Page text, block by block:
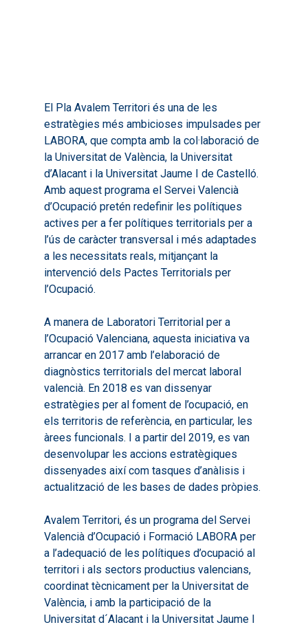
El Pla Avalem Territori és una de les
estratègies més ambicioses impulsades per
LABORA, que compta amb la col·laboració de
la Universitat de València, la Universitat
d’Alacant i la Universitat Jaume I de Castelló.
Amb aquest programa el Servei Valencià
d’Ocupació pretén redefinir les polítiques
actives per a fer polítiques territorials per a
l’ús de caràcter transversal i més adaptades
a les necessitats reals, mitjançant la
intervenció dels Pactes Territorials per
l’Ocupació.
A manera de Laboratori Territorial per a
l’Ocupació Valenciana, aquesta iniciativa va
arrancar en 2017 amb l’elaboració de
diagnòstics territorials del mercat laboral
valencià. En 2018 es van dissenyar
estratègies per al foment de l’ocupació, en
els territoris de referència, en particular, les
àrees funcionals. I a partir del 2019, es van
desenvolupar les accions estratègiques
dissenyades així com tasques d’anàlisis i
actualització de les bases de dades pròpies.
Avalem Territori, és un programa del Servei
Valencià d’Ocupació i Formació LABORA per
a l’adequació de les polítiques d’ocupació al
territori i als sectors productius valencians,
coordinat tècnicament per la Universitat de
València, i amb la participació de la
Universitat d´Alacant i la Universitat Jaume I
Inici
Presentació
Diagnòstics
Objectius
Valoració de Projectes
Experimentals
Processos d’Innovació
Publicacions
2016
2017
2018
Infografies
Infografies 2021
Infografies 2022
Pactes per
LABORA